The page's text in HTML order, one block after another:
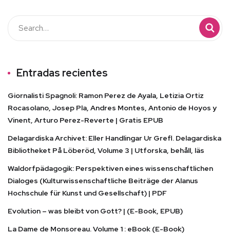
Entradas recientes
Giornalisti Spagnoli: Ramon Perez de Ayala, Letizia Ortiz
Rocasolano, Josep Pla, Andres Montes, Antonio de Hoyos y
Vinent, Arturo Perez-Reverte | Gratis EPUB
Delagardiska Archivet: Eller Handlingar Ur Grefl. Delagardiska
Bibliotheket På Löberöd, Volume 3 | Utforska, behåll, läs
Waldorfpädagogik: Perspektiven eines wissenschaftlichen
Dialoges (Kulturwissenschaftliche Beiträge der Alanus
Hochschule für Kunst und Gesellschaft) | PDF
Evolution – was bleibt von Gott? | (E-Book, EPUB)
La Dame de Monsoreau. Volume 1 : eBook (E-Book)